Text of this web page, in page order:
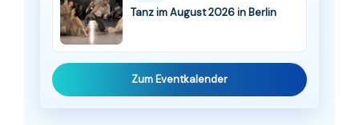
Tanz im August 2026 in Berlin
Zum Eventkalender